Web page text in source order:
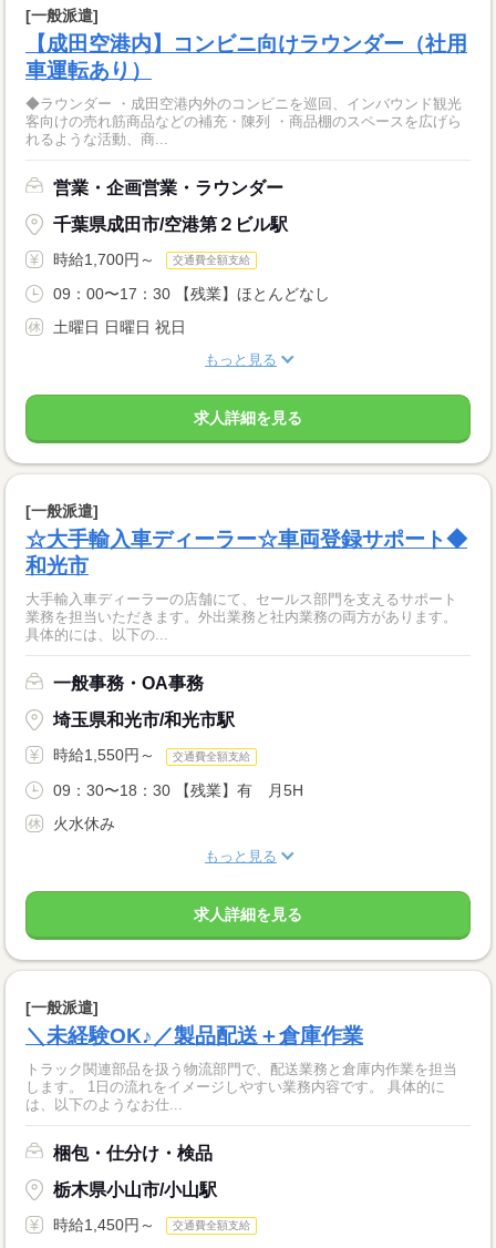
[一般派遣]
【成田空港内】コンビニ向けラウンダー（社用
車運転あり）
◆ラウンダー ・成田空港内外のコンビニを巡回、インバウンド観光
客向けの売れ筋商品などの補充・陳列 ・商品棚のスペースを広げら
れるような活動、商...
営業・企画営業・ラウンダー
千葉県成田市/空港第２ビル駅
時給1,700円～ 交通費全額支給
09：00〜17：30 【残業】ほとんどなし
土曜日 日曜日 祝日
もっと見る
求人詳細を見る
[一般派遣]
☆大手輸入車ディーラー☆車両登録サポート◆
和光市
大手輸入車ディーラーの店舗にて、セールス部門を支えるサポート
業務を担当いただきます。外出業務と社内業務の両方があります。
具体的には、以下の...
一般事務・OA事務
埼玉県和光市/和光市駅
時給1,550円～ 交通費全額支給
09：30〜18：30 【残業】有 月5H
火水休み
もっと見る
求人詳細を見る
[一般派遣]
＼未経験OK♪／製品配送＋倉庫作業
トラック関連部品を扱う物流部門で、配送業務と倉庫内作業を担当
します。 1日の流れをイメージしやすい業務内容です。 具体的に
は、以下のようなお仕...
梱包・仕分け・検品
栃木県小山市/小山駅
時給1,450円～ 交通費全額支給